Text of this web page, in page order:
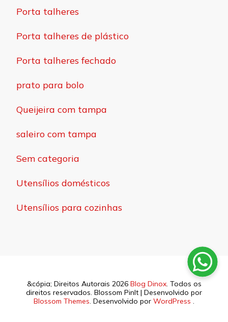
Porta talheres
Porta talheres de plástico
Porta talheres fechado
prato para bolo
Queijeira com tampa
saleiro com tampa
Sem categoria
Utensílios domésticos
Utensílios para cozinhas
&cópia; Direitos Autorais 2026 Blog Dinox. Todos os
direitos reservados. Blossom PinIt | Desenvolvido por
Blossom Themes. Desenvolvido por WordPress .